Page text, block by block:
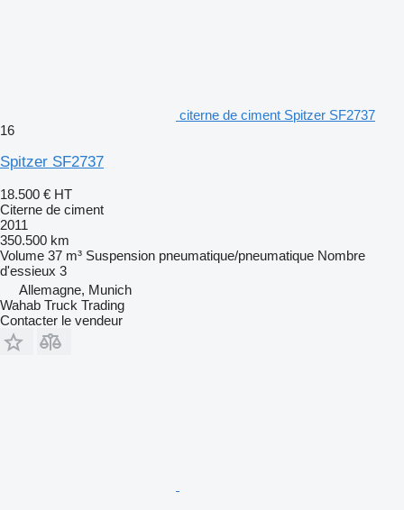
citerne de ciment Spitzer SF2737
16
Spitzer SF2737
18.500 € HT
Citerne de ciment
2011
350.500 km
Volume 37 m³ Suspension pneumatique/pneumatique Nombre
d'essieux 3
Allemagne, Munich
Wahab Truck Trading
Contacter le vendeur